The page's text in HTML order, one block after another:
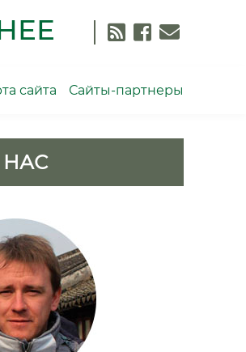
сайта Сайты-партнеры
НАС